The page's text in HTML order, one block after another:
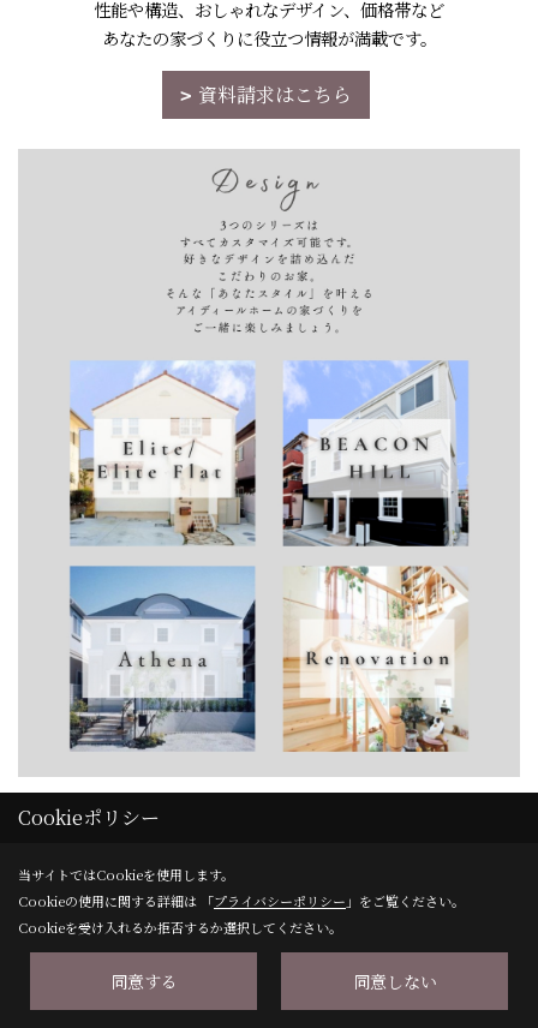
性能や構造、おしゃれなデザイン、価格帯など
あなたの家づくりに役立つ情報が満載です。
資料請求はこちら
商品別 - ELITE にある
その他の完工事例
Cookieポリシー
当サイトではCookieを使用します。
Cookieの使用に関する詳細は 「プライバシーポリシー 」をご覧ください。
Cookieを受け入れるか拒否するか選択してください。
同意する 同意しない